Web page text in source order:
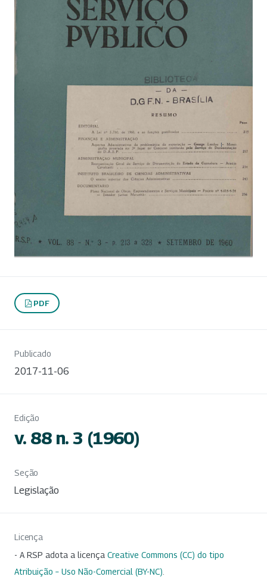
PDF
Publicado
2017-11-06
Edição
v. 88 n. 3 (1960)
Seção
Legislação
Licença
- A RSP adota a licença Creative Commons (CC) do tipo
Atribuição – Uso Não-Comercial (BY-NC)